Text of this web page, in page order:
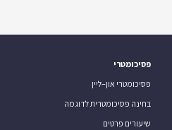
פסיכומטרי
פסיכומטרי און–ליין
בחינה פסיכומטרית לדוגמה
שיעורים פרטים